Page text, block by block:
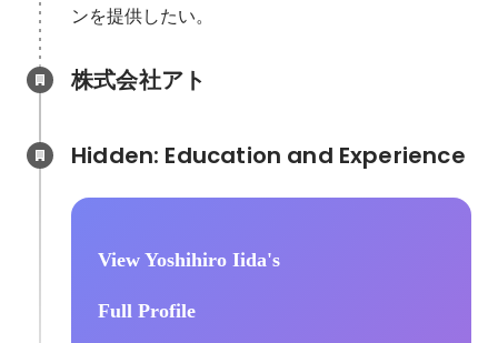
ンを提供したい。
株式会社アト
View Yoshihiro Iida's
Full Profile